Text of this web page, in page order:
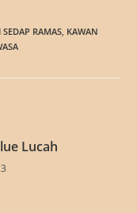
SEDAP RAMAS KAWAN
Lucah